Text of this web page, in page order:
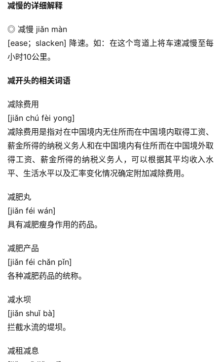
减慢的详细解释
◎ 减慢 jiǎn màn
[ease；slacken] 降速。如：在这个弯道上将车速减慢至每
小时10公里。
减开头的相关词语
减除费用
[jiǎn chú fèi yong]
减除费用是指对在中国境内无住所而在中国境内取得工资、
薪金所得的纳税义务人和在中国境内有住所而在中国境外取
得工资、薪金所得的纳税义务人，可以根据其平均收入水
平、生活水平以及汇率变化情况确定附加减除费用。
减肥丸
[jiǎn féi wán]
具有减肥瘦身作用的药品。
减肥产品
[jiǎn féi chǎn pǐn]
各种减肥药品的统称。
减水坝
[jiǎn shuǐ bà]
拦截水流的堤坝。
减租减息